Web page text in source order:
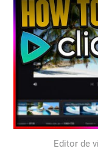
Editor de